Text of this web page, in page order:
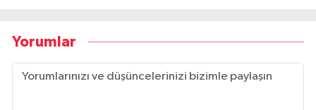
Yorumlar